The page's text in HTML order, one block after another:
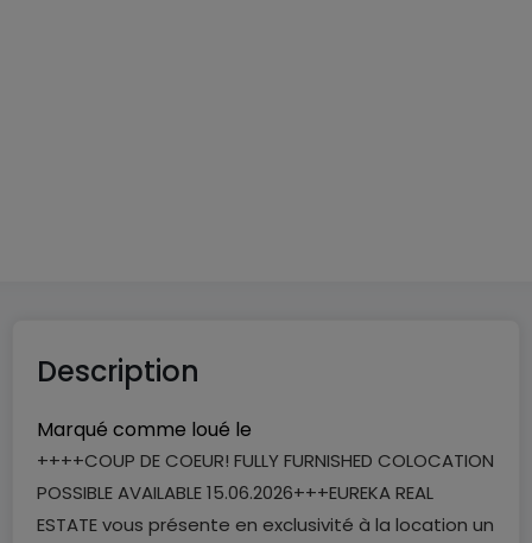
Description
Marqué comme loué le
++++COUP DE COEUR! FULLY FURNISHED COLOCATION
POSSIBLE AVAILABLE 15.06.2026+++EUREKA REAL
ESTATE vous présente en exclusivité à la location un